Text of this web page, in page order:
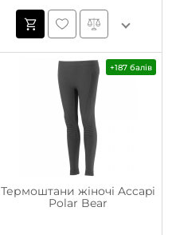
+187 балів
Термоштани жіночі Accapi
Polar Bear